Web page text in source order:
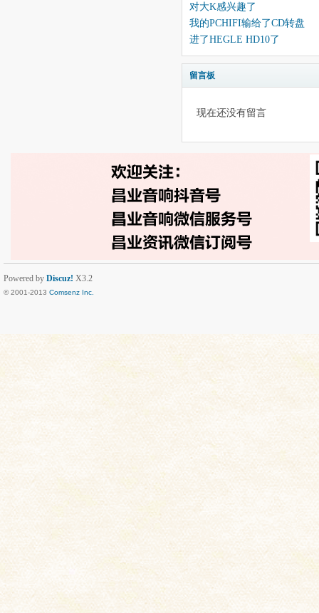
对大K感兴趣了
我的PCHIFI输给了CD转盘
进了HEGLE HD10了
留言板
现在还没有留言
Powered by Discuz! X3.2
© 2001-2013 Comsenz Inc.